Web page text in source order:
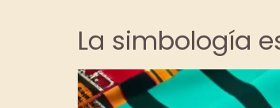
La simbología